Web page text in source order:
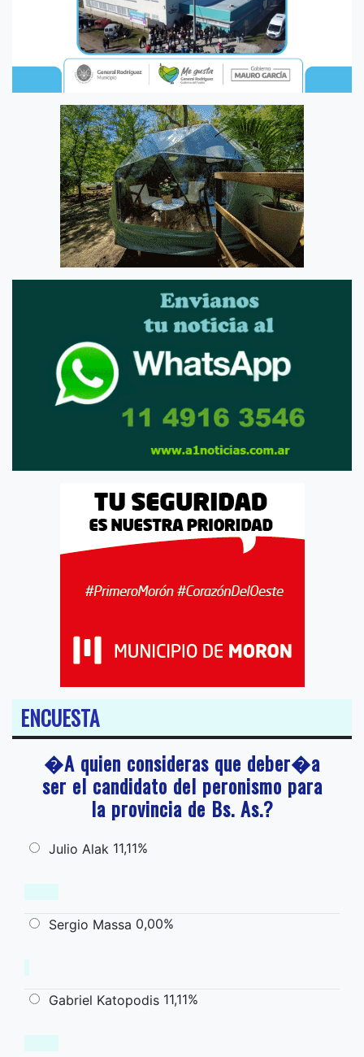
ENCUESTA
�A quien consideras que deber�a
ser el candidato del peronismo para
la provincia de Bs. As.?
Julio Alak 11,11%
Sergio Massa 0,00%
Gabriel Katopodis 11,11%